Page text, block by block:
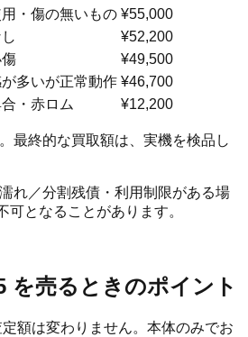
・傷の無いもの ¥55,000
¥52,200
¥49,500
多いが正常動作 ¥46,700
・赤ロム ¥12,200
最終的な買取額は、実機を検品し
れ／分割残債・利用制限がある場
可となることがあります。
を売るときのポイント
額は変わりません。本体のみでお